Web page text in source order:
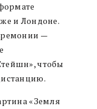
и Лондоне.
—
чтобы
«Земля